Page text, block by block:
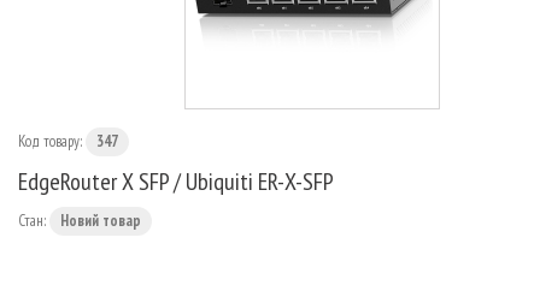
Код товару: 347
EdgeRouter X SFP / Ubiquiti ER-X-SFP
Стан: Новий товар